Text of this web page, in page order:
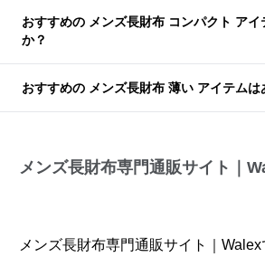
おすすめの メンズ長財布 コンパクト アイ
か？
おすすめの メンズ長財布 薄い アイテムは
メンズ長財布専門通販サイト｜
メンズ長財布専門通販サイト｜